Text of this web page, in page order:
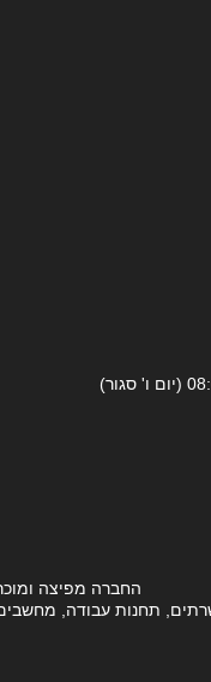
החברה מפיצה
תחנות עבודה, מחשבים